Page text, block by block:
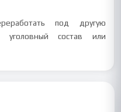
под другую
уголовный состав или